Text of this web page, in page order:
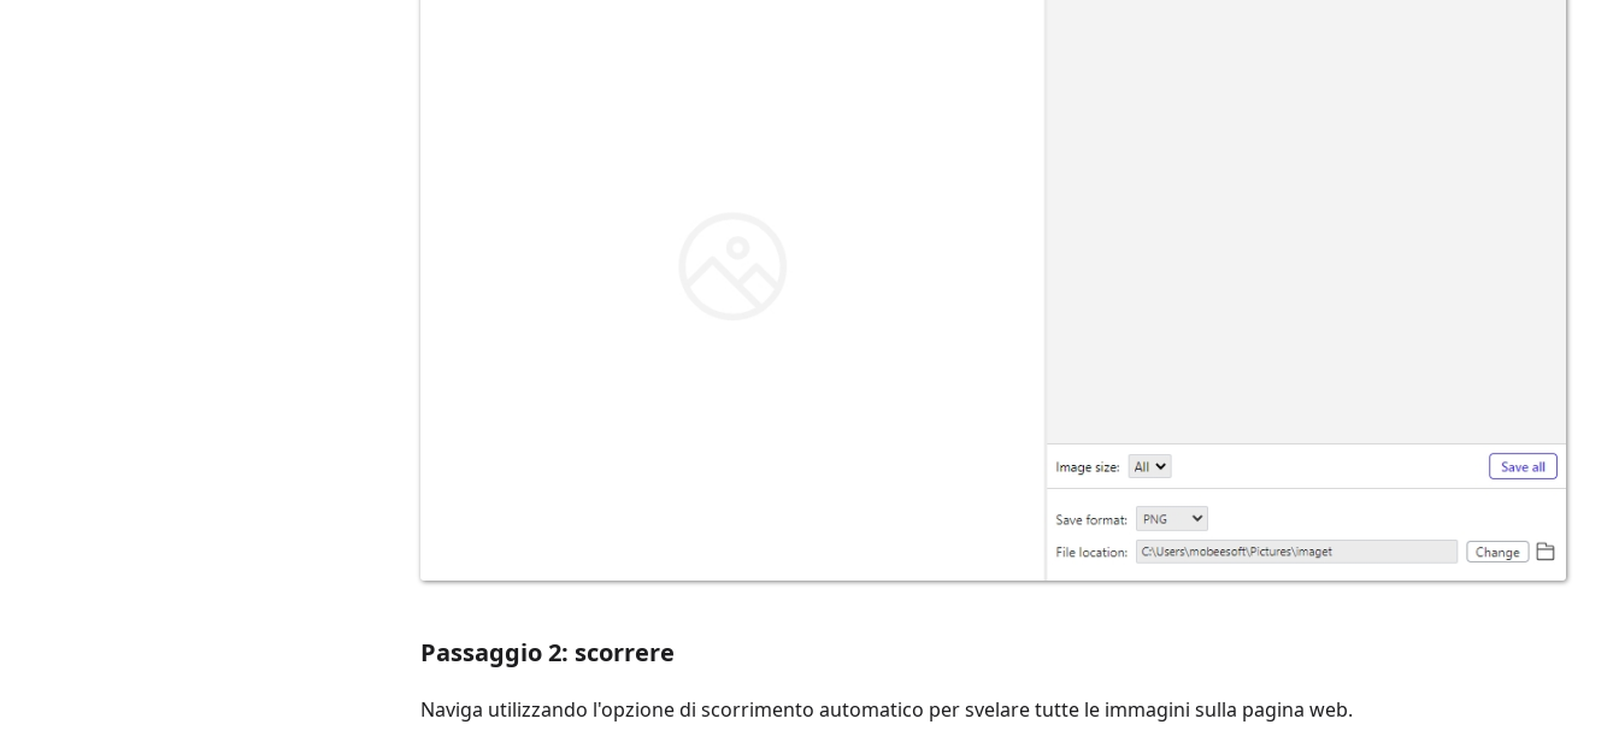
Passaggio 2: scorrere
Naviga utilizzando l'opzione di scorrimento automatico per svelare tutte le immagini sulla pagina web.